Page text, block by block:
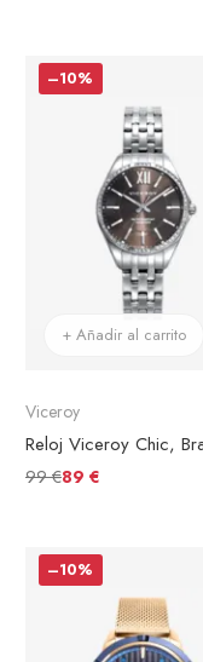
–10%
+ Añadir al carrito
Viceroy
99 €89 €
–10%